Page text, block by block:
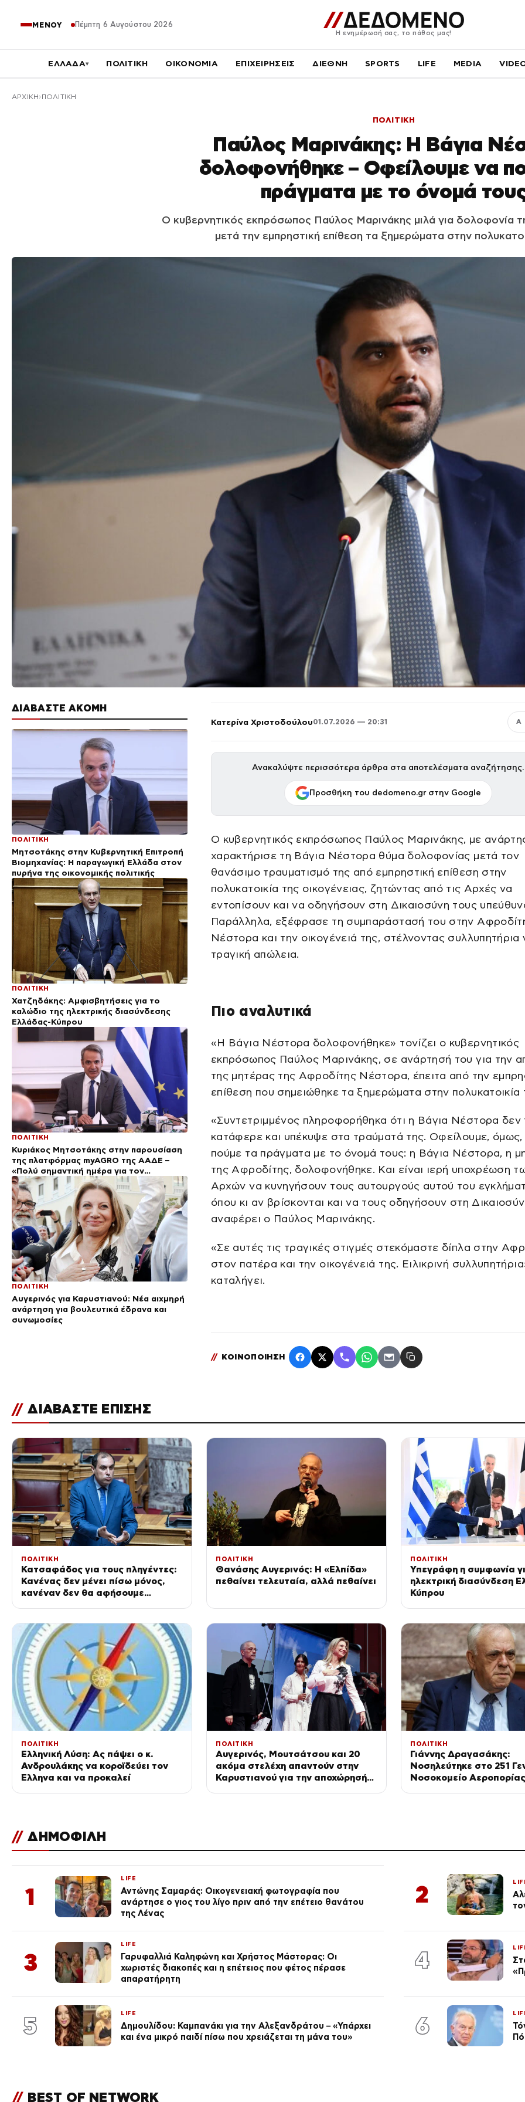
ΜΕΝΟΥ Πέμπτη 6 Αυγούστου 2026
Η ενημέρωσή σας, το πάθος μας!
ΕΛΛΑΔΑ▾ ΠΟΛΙΤΙΚΗ ΟΙΚΟΝΟΜΙΑ ΕΠΙΧΕΙΡΗΣΕΙΣ ΔΙΕΘΝΗ SPORTS LIFE MEDIA
ΑΡΧΙΚΉ ΠΟΛΙΤΙΚΗ
ΠΟΛΙΤΙΚΗ
Παύλος Μαρινάκης: Η Βάγια
δολοφονήθηκε – Οφείλουμε να
πράγματα με το όνομά
Ο κυβερνητικός εκπρόσωπος Παύλος Μαρινάκης μιλά για δολοφονία
μετά την εμπρηστική επίθεση τα ξημερώματα στην
ΔΙΑΒΑΣΤΕ ΑΚΟΜΗ
ΠΟΛΙΤΙΚΗ
Μητσοτάκης στην Κυβερνητική Επιτροπή
Βιομηχανίας: Η παραγωγική Ελλάδα στον
πυρήνα της οικονομικής πολιτικής
ΠΟΛΙΤΙΚΗ
Χατζηδάκης: Αμφισβητήσεις για το
καλώδιο της ηλεκτρικής διασύνδεσης
Ελλάδας-Κύπρου
ΠΟΛΙΤΙΚΗ
Κυριάκος Μητσοτάκης στην παρουσίαση
της πλατφόρμας myAGRO της ΑΑΔΕ –
«Πολύ σημαντική ημέρα για τον
πρωτογενή τομέα»
ΠΟΛΙΤΙΚΗ
Αυγερινός για Καρυστιανού: Νέα αιχμηρή
ανάρτηση για βουλευτικά έδρανα και
συνωμοσίες
Κατερίνα Χριστοδούλου01.07.2026 — 20:31 Α
Ανακαλύψτε περισσότερα άρθρα στα αποτελέσματα αναζήτησης.
Προσθήκη του dedomeno.gr στην Google
Ο κυβερνητικός εκπρόσωπος Παύλος Μαρινάκης, με
χαρακτήρισε τη Βάγια Νέστορα θύμα δολοφονίας μετά τον
θανάσιμο τραυματισμό της από εμπρηστική επίθεση στην
πολυκατοικία της οικογένειας, ζητώντας από τις Αρχές να
εντοπίσουν και να οδηγήσουν στη Δικαιοσύνη τους
Παράλληλα, εξέφρασε τη συμπαράστασή του στην
Νέστορα και την οικογένειά της, στέλνοντας συλλυπητήρια
τραγική απώλεια.
Πιο αναλυτικά
«Η Βάγια Νέστορα δολοφονήθηκε» τονίζει ο κυβερνητικός
εκπρόσωπος Παύλος Μαρινάκης, σε ανάρτησή του για την
της μητέρας της Αφροδίτης Νέστορα, έπειτα από την
επίθεση που σημειώθηκε τα ξημερώματα στην πολυκατοικία
«Συντετριμμένος πληροφορήθηκα ότι η Βάγια Νέστορα δεν
κατάφερε και υπέκυψε στα τραύματά της. Οφείλουμε, όμως,
πούμε τα πράγματα με το όνομά τους: η Βάγια Νέστορα, η
της Αφροδίτης, δολοφονήθηκε. Και είναι ιερή υποχρέωση
Αρχών να κυνηγήσουν τους αυτουργούς αυτού του
όπου κι αν βρίσκονται και να τους οδηγήσουν στη
αναφέρει ο Παύλος Μαρινάκης.
«Σε αυτές τις τραγικές στιγμές στεκόμαστε δίπλα στην
στον πατέρα και την οικογένειά της. Ειλικρινή
καταλήγει.
// ΚΟΙΝΟΠΟΙΗΣΗ
// ΔΙΑΒΑΣΤΕ ΕΠΙΣΗΣ
ΠΟΛΙΤΙΚΗ
Κατσαφάδος για τους πληγέντες:
Κανένας δεν μένει πίσω μόνος,
κανέναν δεν θα αφήσουμε
ΠΟΛΙΤΙΚΗ
Θανάσης Αυγερινός: Η «Ελπίδα»
πεθαίνει τελευταία, αλλά πεθαίνει
ΠΟΛΙΤΙΚΗ
Υπεγράφη η συμφωνία
ηλεκτρική διασύνδεση
Κύπρου
ΠΟΛΙΤΙΚΗ
Ελληνική Λύση: Ας πάψει ο κ.
Ανδρουλάκης να κοροϊδεύει τον
Έλληνα και να προκαλεί
ΠΟΛΙΤΙΚΗ
Αυγερινός, Μουτσάτσου και 20
ακόμα στελέχη απαντούν στην
Καρυστιανού για την αποχώρησή
ΠΟΛΙΤΙΚΗ
Γιάννης Δραγασάκης:
Νοσηλεύτηκε στο 251
Νοσοκομείο
// ΔΗΜΟΦΙΛΗ
1
LIFE
Αντώνης Σαμαράς: Οικογενειακή φωτογραφία που
ανάρτησε ο γιος του λίγο πριν από την επέτειο θανάτου
της Λένας
2
3
LIFE
Γαρυφαλλιά Καληφώνη και Χρήστος Μάστορας: Οι
χωριστές διακοπές και η επέτειος που φέτος πέρασε
απαρατήρητη
4
5 LIFE
Δημουλίδου: Καμπανάκι για την Αλεξανδράτου – «Υπάρχει
και ένα μικρό παιδί πίσω που χρειάζεται τη μάνα του»
6
// BEST OF NETWORK